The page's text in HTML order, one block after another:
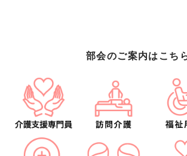
部会のご案内はこち